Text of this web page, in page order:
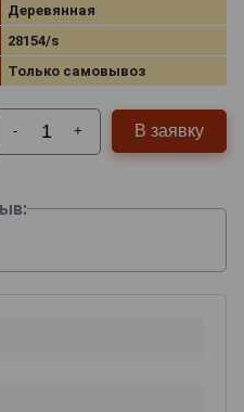
Деревянная
28154/s
Только самовывоз
- + В заявку